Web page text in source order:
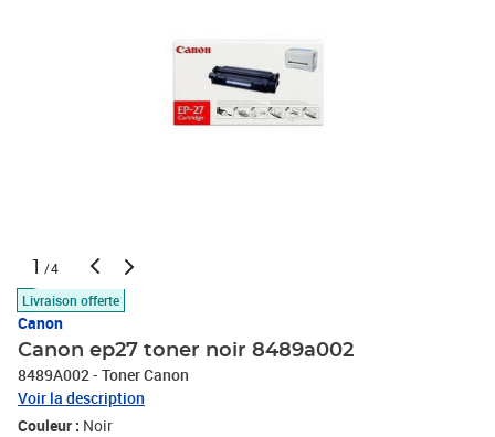
1 /4
Livraison offerte
Canon
Canon ep27 toner noir 8489a002
8489A002 - Toner Canon
Voir la description
Couleur : Noir